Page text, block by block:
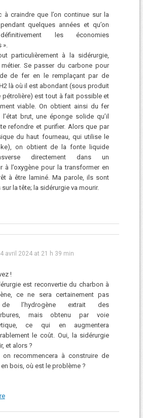
à craindre que l’on continue sur la
quelques années et qu’on
les économies
».
particulièrement à la sidérurgie,
Se passer du carbone pour
de fer en le remplaçant par de
là où il est abondant (sous produit
pétrolière) est tout à fait possible et
viable. On obtient ainsi du fer
brut, une éponge solide qu’il
refondre et purifier. Alors que par
du haut fourneau, qui utilise le
on obtient de la fonte liquide
directement dans un
à l’oxygène pour la transformer en
à être laminé. Ma parole, ils sont
la tête; la sidérurgie va mourir.
avril 2024 at 21 h 39 min
!
est reconvertie du charbon à
ce ne sera certainement pas
l’hydrogène extrait des
mais obtenu par voie
ce qui en augmentera
le coût. Oui, la sidérurgie
et alors ?
on recommencera à construire de
bois, où est le problème ?